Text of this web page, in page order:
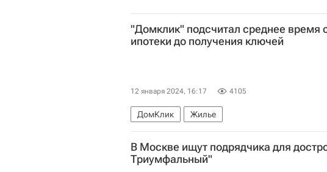
"Домклик" подсчитал среднее время
ипотеки до получения ключей
12 января 2024, 16:17 4105
ДомКлик Жилье
В Москве ищут подрядчика для
Триумфальный"